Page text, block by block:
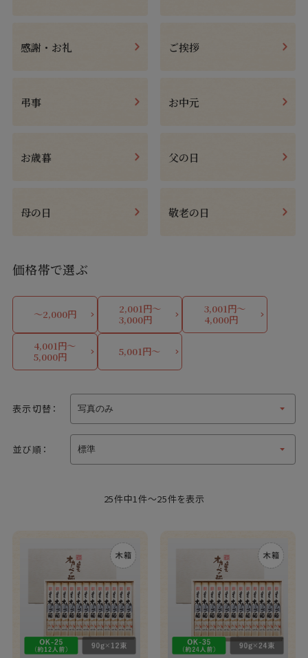
感謝・お礼 ご挨拶
弔事 お中元
お歳暮 父の日
母の日 敬老の日
価格帯で選ぶ
～2,000円
2,001円～
3,000円
3,001円～
4,000円
4,001円～
5,000円
5,001円～
表示切替：
並び順：
25件中1件～25件を表示